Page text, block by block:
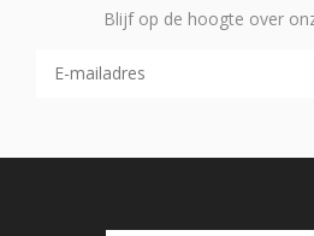
Blijf op de hoogte over